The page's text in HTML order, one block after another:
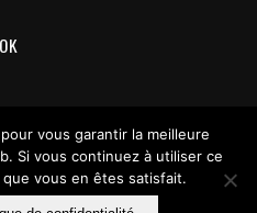
vous garantir la meilleure
Si vous continuez à utiliser ce
vous en êtes satisfait.
Contact us